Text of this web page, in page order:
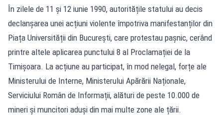
În zilele de 11 și 12 iunie 1990, autoritățile statului au decis
declanșarea unei acțiuni violente împotriva manifestanților din
Piața Universității din București, care protestau pașnic, cerând
printre altele aplicarea punctului 8 al Proclamației de la
Timișoara. La acțiune au participat, în mod nelegal, forțe ale
Ministerului de Interne, Ministerului Apărării Naționale,
Serviciului Român de Informații, alături de peste 10.000 de
mineri și muncitori aduși din mai multe zone ale țării.